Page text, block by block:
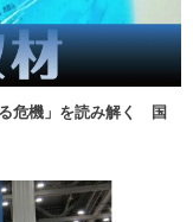
る危機」を読み解く 国